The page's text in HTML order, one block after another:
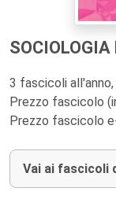
3 fascicoli
Prezzo fascicolo
Prezzo fascicolo
Vai ai fascicoli